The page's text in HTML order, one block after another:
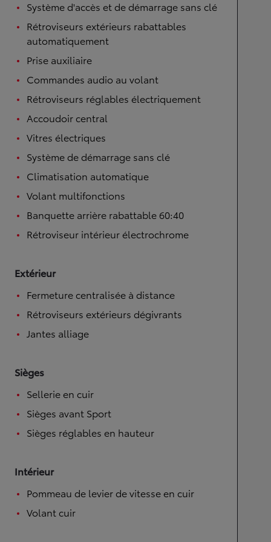
Système d'accès et de démarrage sans clé
Rétroviseurs extérieurs rabattables
automatiquement
Prise auxiliaire
Commandes audio au volant
Rétroviseurs réglables électriquement
Accoudoir central
Vitres électriques
Système de démarrage sans clé
Climatisation automatique
Volant multifonctions
Banquette arrière rabattable 60:40
Rétroviseur intérieur électrochrome
Extérieur
Fermeture centralisée à distance
Rétroviseurs extérieurs dégivrants
Jantes alliage
Sièges
Sellerie en cuir
Sièges avant Sport
Sièges réglables en hauteur
Intérieur
Pommeau de levier de vitesse en cuir
Volant cuir